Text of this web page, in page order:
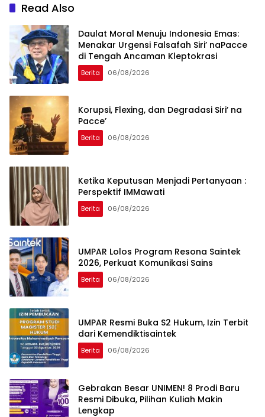
Read Also
Daulat Moral Menuju Indonesia Emas:
Menakar Urgensi Falsafah Siri’ naPacce
di Tengah Ancaman Kleptokrasi
Berita 06/08/2026
Korupsi, Flexing, dan Degradasi Siri’ na
Pacce’
Berita 06/08/2026
Ketika Keputusan Menjadi Pertanyaan :
Perspektif IMMawati
Berita 06/08/2026
UMPAR Lolos Program Resona Saintek
2026, Perkuat Komunikasi Sains
Berita 06/08/2026
UMPAR Resmi Buka S2 Hukum, Izin Terbit
dari Kemendiktisaintek
Berita 06/08/2026
Gebrakan Besar UNIMEN! 8 Prodi Baru
Resmi Dibuka, Pilihan Kuliah Makin
Lengkap